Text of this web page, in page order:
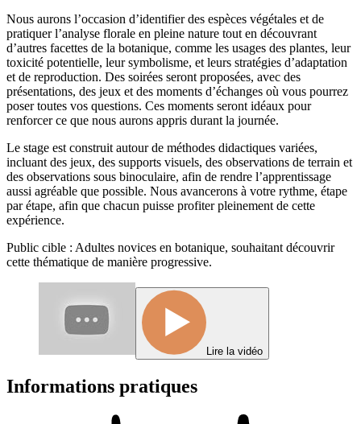
Nous aurons l’occasion d’identifier des espèces végétales et de
pratiquer l’analyse florale en pleine nature tout en découvrant
d’autres facettes de la botanique, comme les usages des plantes, leur
toxicité potentielle, leur symbolisme, et leurs stratégies d’adaptation
et de reproduction. Des soirées seront proposées, avec des
présentations, des jeux et des moments d’échanges où vous pourrez
poser toutes vos questions. Ces moments seront idéaux pour
renforcer ce que nous aurons appris durant la journée.
Le stage est construit autour de méthodes didactiques variées,
incluant des jeux, des supports visuels, des observations de terrain et
des observations sous binoculaire, afin de rendre l’apprentissage
aussi agréable que possible. Nous avancerons à votre rythme, étape
par étape, afin que chacun puisse profiter pleinement de cette
expérience.
Public cible : Adultes novices en botanique, souhaitant découvrir
cette thématique de manière progressive.
Lire la vidéo
Informations pratiques